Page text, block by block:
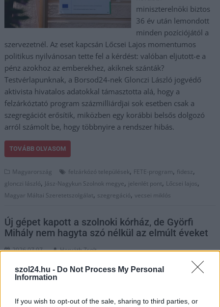
szol24.hu - Do Not Process My Personal
Information
If you wish to opt-out of the sale, sharing to third parties, or
miniszterelnöki biztos
36 év után lemondott
minden pozíciójától a
szervezetnél. Az eset kapcsán Lőcsei Lajos momentumos
politikus nyilvánosan tette fel a kérdést: valóban eljutott-e a
pénz azokhoz az emberekhez, akiknek szánták?
Testvérlapunknak, a Borsod24-nek Glonczi László jogvédő
aktivista hivatalos adatokkal támasztotta alá, hogy a
felzárkóztató program százmilliárdjai sok esetben csak a
szegregációt erősítik, miközben egy korábbi belsős dolgozó
arról számolt be, hogy többnyire a rendszer hibás.
TOVÁBB OLVASOM
Magyarország felzárkózó települések, FETE-program, fidesz,
glonczi lászló, Jász-Nagykun Szolnok megye, jelenlét pont, Lőcsei lajos,
Magyar Máltai Szeretetszolgálat, szegregáció,vecsei miklós
Új gépet kapott a szolnoki kórház, de Györfi
Mihály nem hagyta szó nélkül az elmúlt éveket
2026.07.07. Horváth Zsolt
Fontos diagnosztikai
Kórház, az átadás